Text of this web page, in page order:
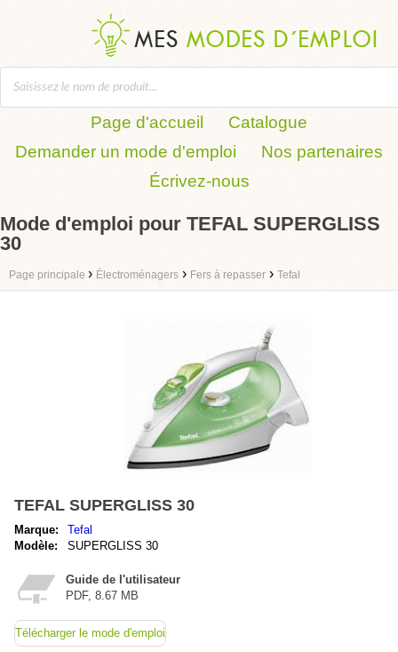
Page d'accueil
Catalogue
Demander un mode d'emploi
Nos partenaires
Écrivez-nous
Mode d'emploi pour TEFAL SUPERGLISS
30
Page principale › Électroménagers › Fers à repasser › Tefal
TEFAL SUPERGLISS 30
Marque:
Tefal
Modèle:
SUPERGLISS 30
Guide de l'utilisateur
PDF, 8.67 MB
Télécharger le mode d'emploi